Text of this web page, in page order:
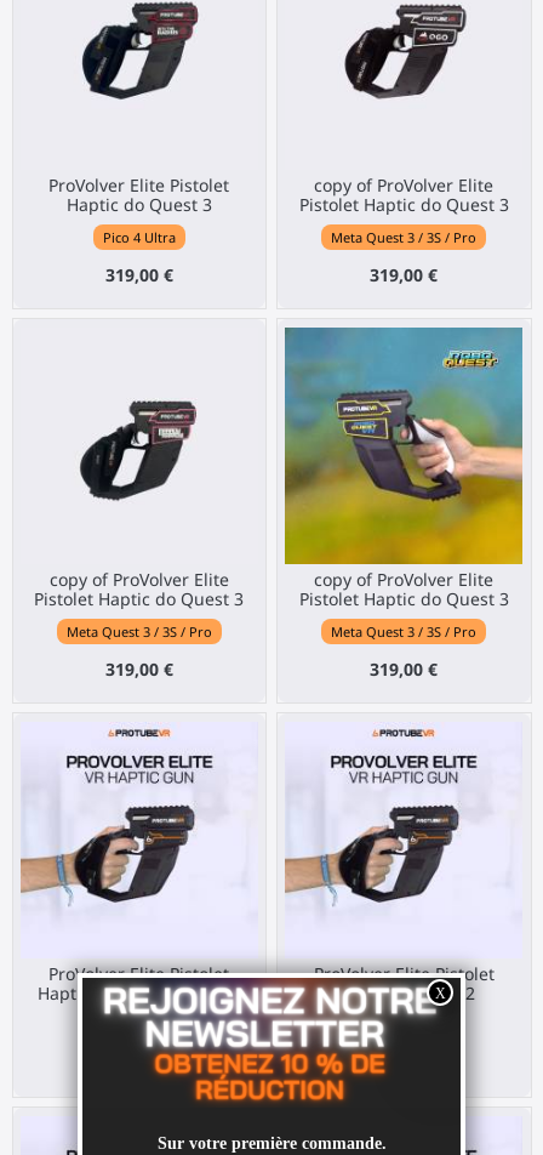
ProVolver Elite Pistolet
Haptic do Quest 3
Pico 4 Ultra
319,00 €
copy of ProVolver Elite
Pistolet Haptic do Quest 3
Meta Quest 3 / 3S / Pro
319,00 €
copy of ProVolver Elite
Pistolet Haptic do Quest 3
Meta Quest 3 / 3S / Pro
319,00 €
copy of ProVolver Elite
Pistolet Haptic do Quest 3
Meta Quest 3 / 3S / Pro
319,00 €
ProVolver Elite Pistolet
Hapticzny do Pico 4 Ultra
Pico 4 Ultra
299,00 €
ProVolver Elite Pistolet
Haptic do PS VR 2
Sony PS VR2
299,00 €